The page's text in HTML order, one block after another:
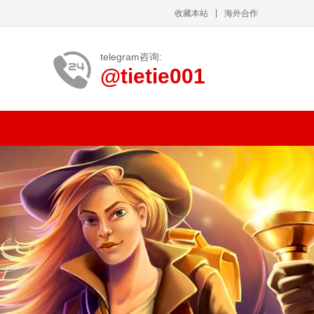
收藏本站 海外合作
telegram咨询:
@tietie001